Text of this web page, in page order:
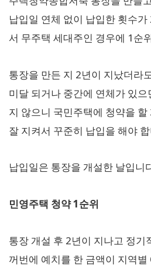
납입일 연체 없이 납입한 횟수
서 무주택 세대주인 경우에 1순
통장을 만든 지 2년이 지났더라
미달 되거나 중간에 연체가 있
지 않으니 국민주택에 청약을
잘 지켜서 꾸준히 납입을 해야
납입일은 통장을 개설한 날입니
민영주택 청약 1순위
통장 개설 후 2년이 지나고 정기
꺼번에 예치를 한 금액이 지역